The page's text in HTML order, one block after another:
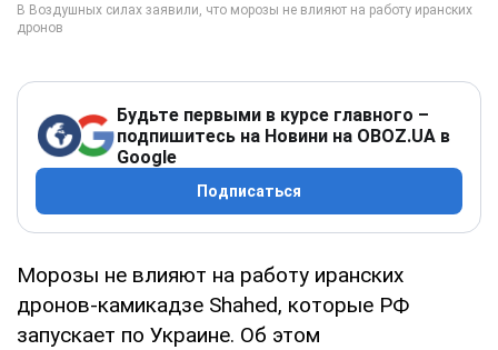
Будьте первыми в курсе главного –
подпишитесь на Новини на OBOZ.UA в
Google
Подписаться
Морозы не влияют на работу иранских
дронов-камикадзе Shahed, которые РФ
запускает по Украине. Об этом